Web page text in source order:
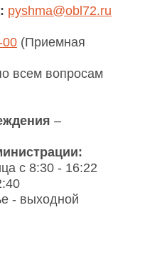
pyshma@obl72.ru
00 (Приемная
всем вопросам
–
с 8:30 - 16:22
- выходной